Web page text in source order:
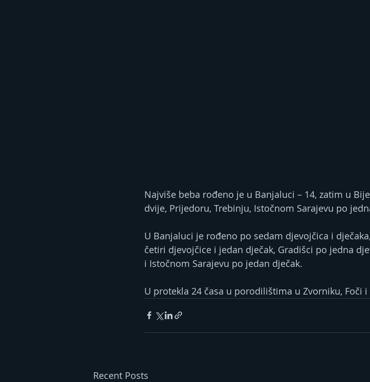
Najviše beba rođeno je u Banjaluci – 14, zatim u
dvije, Prijedoru, Trebinju, Istočnom Sarajevu po
U Banjaluci je rođeno po sedam djevojčica i
četiri djevojčice i jedan dječak, Gradišci po jedna
i Istočnom Sarajevu po jedan dječak.
U protekla 24 časa u porodilištima u Zvorniku, Foči
Recent Posts